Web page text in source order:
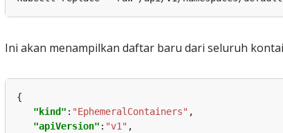
Ini akan menampilkan daftar baru dari seluruh
"kind" : "EphemeralContainers"
"apiVersion" : "v1"